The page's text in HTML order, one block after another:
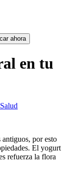
en tu
por esto
El yogurt
refuerza la flora